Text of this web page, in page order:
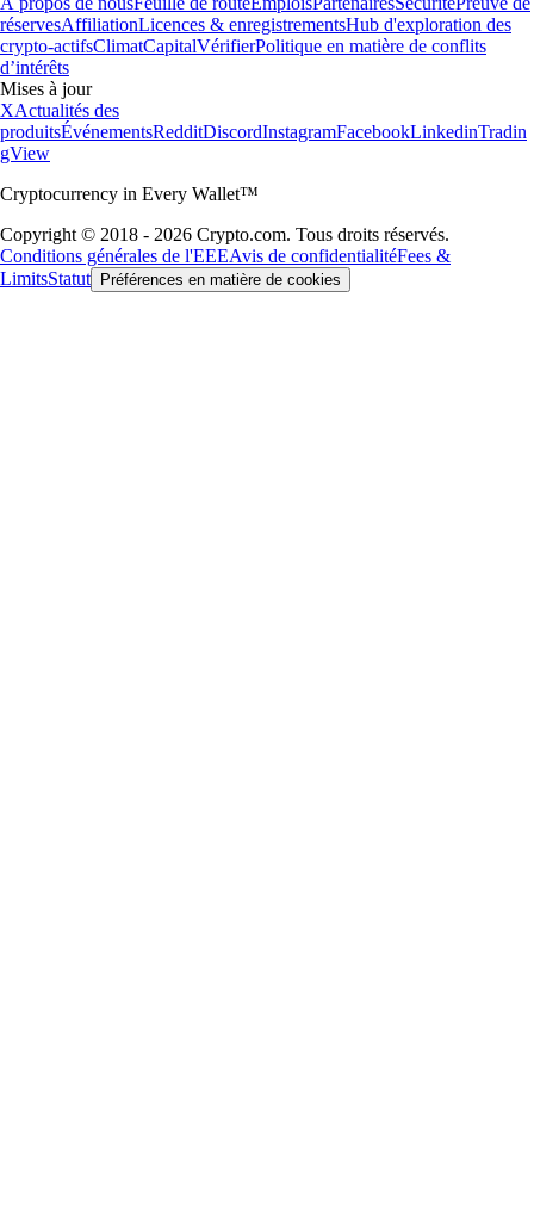
réservesAffiliationLicences & enregistrementsHub d'exploration des
crypto-actifsClimatCapitalVérifierPolitique en matière de conflits
d’intérêts
Mises à jour
XActualités des
produitsÉvénementsRedditDiscordInstagramFacebookLinkedinTradin
gView
Cryptocurrency in Every Wallet™
Copyright © 2018 - 2026 Crypto.com. Tous droits réservés.
Conditions générales de l'EEEAvis de confidentialitéFees &
LimitsStatut Préférences en matière de cookies